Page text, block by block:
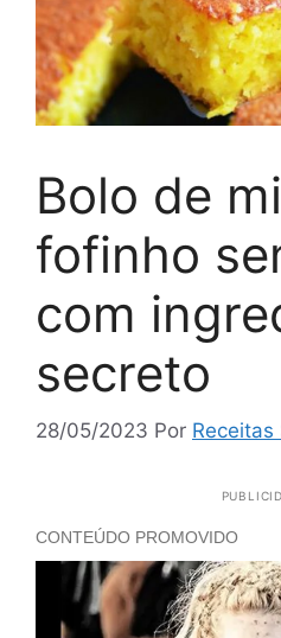
Bolo de
fofinho
com
secreto
28/05/2023 Por Receitas